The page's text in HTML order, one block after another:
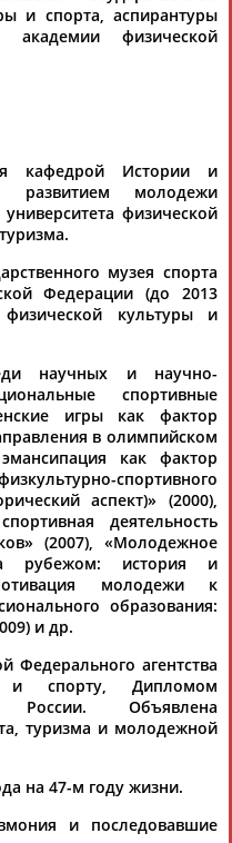
спортаЕлена Истягина-
на сайте музея.
в Сочи
Елены
и... ...лично на
Елисеева: "2023 год
встреча с
зимних игр в
Елена Истягина
церемония
музея спорта
спорта Елена Истягина-
)
любительский и
спорта
открывая сессию,
...музея спорта
стали министр...
)
индустрии. Что
ОП РФЕлена
и спорта, аспирантуры
академии физической
кафедрой Истории и
развитием молодежи
университета физической
музея спорта
Федерации (до 2013
культуры и
научных и научно-
спортивные
игры как фактор
в олимпийском
как фактор
спортивного
аспект)» (2000),
деятельность
(2007), «Молодежное
рубежом: история и
молодежи к
образования:
и др.
Федерального агентства
и спорту, Дипломом
России. Объявлена
туризма и молодежной
на 47-м году жизни.
и последовавшие